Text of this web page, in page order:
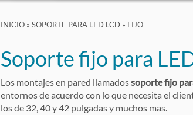
INICIO» SOPORTE PARA LED LCD» FIJO
Soporte fijo para
Los montajes en pared llamadossoporte fijo
entornos de acuerdo con lo que necesita el
los de 32, 40 y 42 pulgadas y muchos mas.